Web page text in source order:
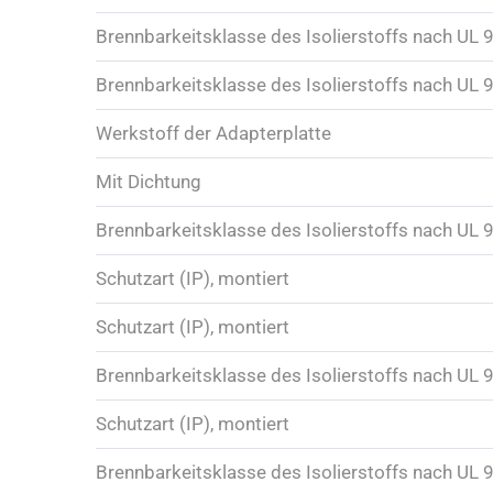
Brennbarkeitsklasse des Isolierstoffs nach UL
Brennbarkeitsklasse des Isolierstoffs nach UL
Werkstoff der Adapterplatte
Mit Dichtung
Brennbarkeitsklasse des Isolierstoffs nach UL
Schutzart (IP), montiert
Schutzart (IP), montiert
Brennbarkeitsklasse des Isolierstoffs nach UL
Schutzart (IP), montiert
Brennbarkeitsklasse des Isolierstoffs nach UL